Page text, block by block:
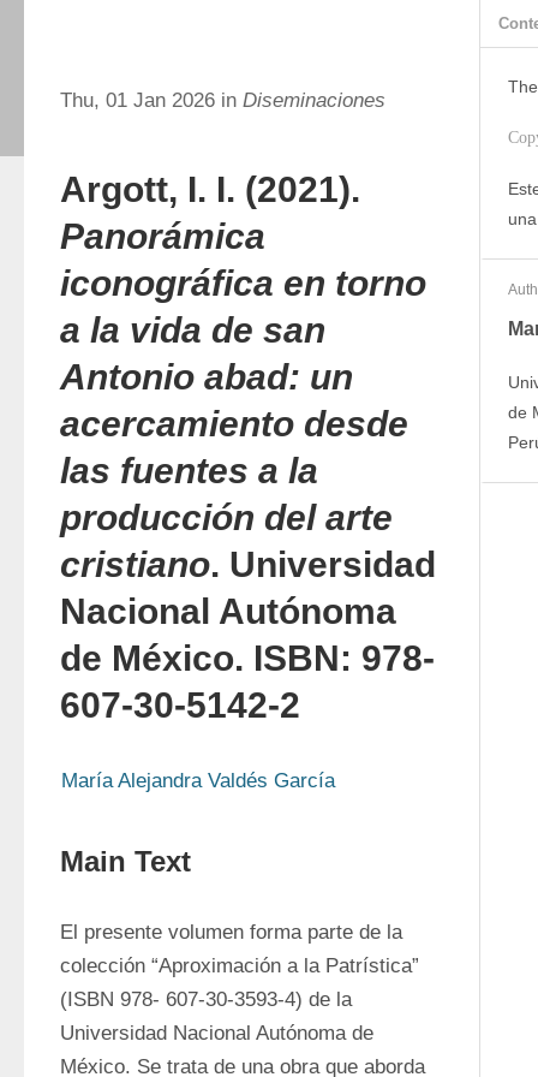
Thu, 01 Jan 2026 in Diseminaciones
Argott, I. I. (2021).
Panorámica
iconográfica en torno
a la vida de san
Antonio abad: un
acercamiento desde
las fuentes a la
producción del arte
cristiano. Universidad
Nacional Autónoma
de México. ISBN: 978-
607-30-5142-2
María Alejandra Valdés García
Main Text
El presente volumen forma parte de la
colección “Aproximación a la Patrística”
(ISBN 978- 607-30-3593-4) de la
Universidad Nacional Autónoma de
México. Se trata de una obra que aborda
de